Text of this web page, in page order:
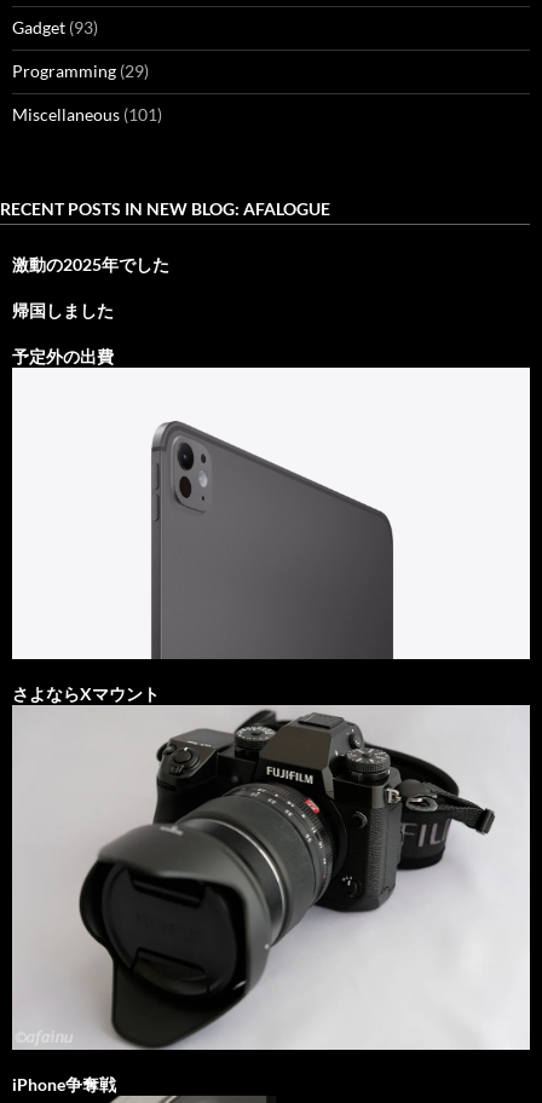
Gadget (93)
Programming (29)
Miscellaneous (101)
RECENT POSTS IN NEW BLOG: AFALOGUE
激動の2025年でした
帰国しました
予定外の出費
さよならXマウント
iPhone争奪戦